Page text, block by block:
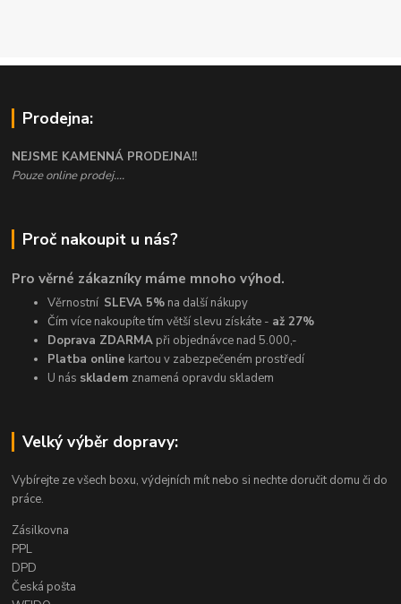
Prodejna:
NEJSME KAMENNÁ PRODEJNA!!
Pouze online prodej....
Proč nakoupit u nás?
Pro věrné zákazníky máme mnoho výhod.
Věrnostní SLEVA 5% na další nákupy
Čím více nakoupíte tím větší slevu získáte - až 27%
Doprava ZDARMA při objednávce nad 5.000,-
Platba online kartou v zabezpečeném prostředí
U nás skladem znamená opravdu skladem
Velký výběr dopravy:
Vybírejte ze všech boxu, výdejních mít nebo si nechte doručit domu či do
práce.
Zásilkovna
PPL
DPD
Česká pošta